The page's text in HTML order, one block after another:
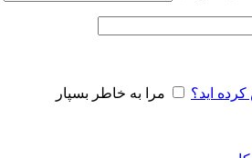
اید؟ مرا به خاطر بسپار